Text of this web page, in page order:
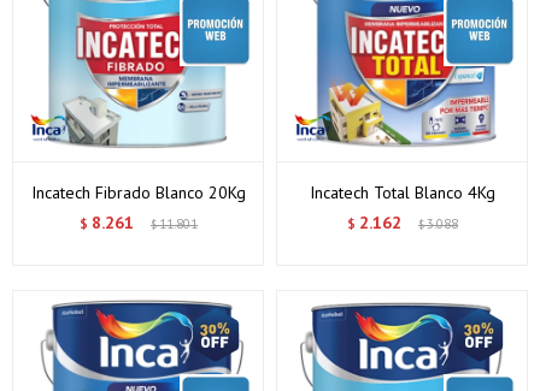
Incatech Fibrado Blanco 20Kg
$ 8.261 $11.801
Incatech Total Blanco 4Kg
$ 2.162 $3.088